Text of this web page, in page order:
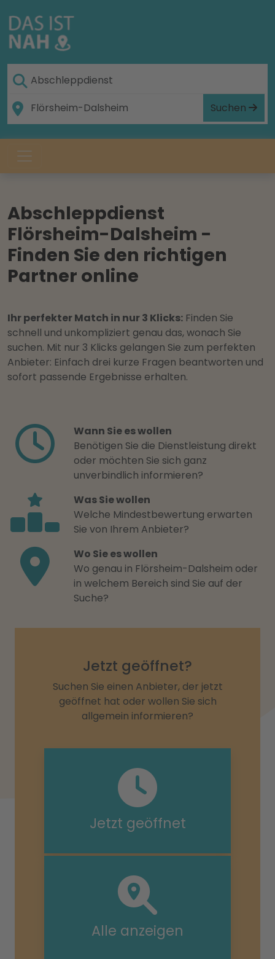
Suchen
Abschleppdienst
Flörsheim-Dalsheim -
Finden Sie den richtigen
Partner online
Ihr perfekter Match in nur 3 Klicks: Finden Sie
schnell und unkompliziert genau das, wonach Sie
suchen. Mit nur 3 Klicks gelangen Sie zum perfekten
Anbieter: Einfach drei kurze Fragen beantworten und
sofort passende Ergebnisse erhalten.
Wann Sie es wollen
Benötigen Sie die Dienstleistung direkt
oder möchten Sie sich ganz
unverbindlich informieren?
Was Sie wollen
Welche Mindestbewertung erwarten
Sie von Ihrem Anbieter?
Wo Sie es wollen
Wo genau in Flörsheim-Dalsheim oder
in welchem Bereich sind Sie auf der
Suche?
Jetzt geöffnet?
Suchen Sie einen Anbieter, der jetzt
geöffnet hat oder wollen Sie sich
allgemein informieren?
Jetzt geöffnet
Alle anzeigen